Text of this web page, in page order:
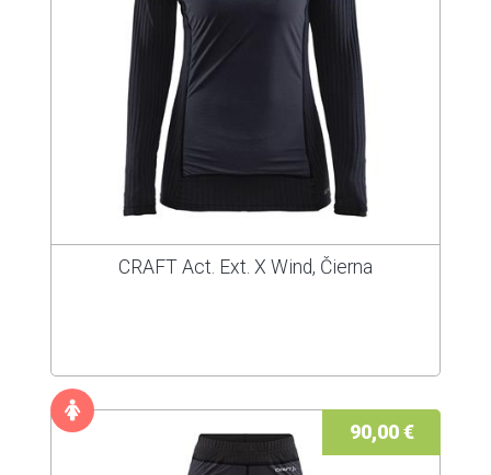
CRAFT Act. Ext. X Wind, Čierna
90,00 €